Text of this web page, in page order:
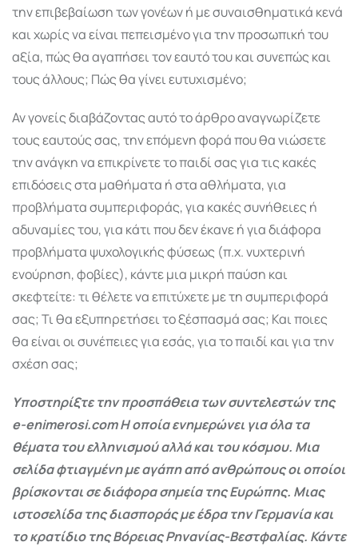
την επιβεβαίωση των γονέων ή με συναισθηματικά κενά
και χωρίς να είναι πεπεισμένο για την προσωπική του
αξία, πώς θα αγαπήσει τον εαυτό του και συνεπώς και
τους άλλους; Πώς θα γίνει ευτυχισμένο;
Αν γονείς διαβάζοντας αυτό το άρθρο αναγνωρίζετε
τους εαυτούς σας, την επόμενη φορά που θα νιώσετε
την ανάγκη να επικρίνετε το παιδί σας για τις κακές
επιδόσεις στα μαθήματα ή στα αθλήματα, για
προβλήματα συμπεριφοράς, για κακές συνήθειες ή
αδυναμίες του, για κάτι που δεν έκανε ή για διάφορα
προβλήματα ψυχολογικής φύσεως (π.χ. νυχτερινή
ενούρηση, φοβίες), κάντε μια μικρή παύση και
σκεφτείτε: τι θέλετε να επιτύχετε με τη συμπεριφορά
σας; Τι θα εξυπηρετήσει το ξέσπασμά σας; Και ποιες
θα είναι οι συνέπειες για εσάς, για το παιδί και για την
σχέση σας;
Υποστηρίξτε την προσπάθεια των συντελεστών της
e-enimerosi.com Η οποία ενημερώνει για όλα τα
θέματα του ελληνισμού αλλά και του κόσμου. Μια
σελίδα φτιαγμένη με αγάπη από ανθρώπους οι οποίοι
βρίσκονται σε διάφορα σημεία της Ευρώπης. Μιας
ιστοσελίδα της διασποράς με έδρα την Γερμανία και
το κρατίδιο της Βόρειας Ρηνανίας-Βεστφαλίας. Κάντε